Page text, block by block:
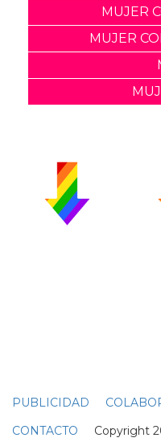
MUJER
MUJER
PUBLICIDAD
CONTACTO Copyright